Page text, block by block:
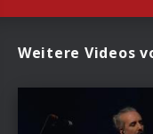
Weitere Videos